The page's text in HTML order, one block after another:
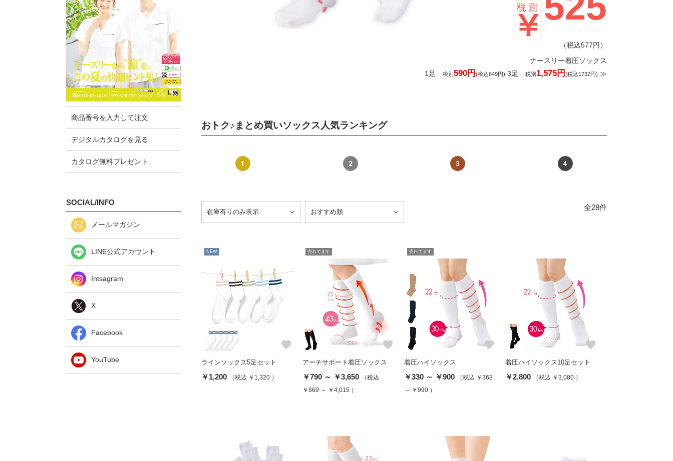
商品番号を入力して注文
デジタルカタログを見る
カタログ無料プレゼント
SOCIAL/INFO
メールマガジン
LINE公式アカウント
Intsagram
X
Facebook
YouTube
（税込577円）
ナースリー着圧ソックス
1足
税別 590円 (税込649円) 3足 税別 1,575円 (税込1732円) ≫
おトク♪まとめ買いソックス人気ランキング
全28件
NEW
favorite
ラインソックス5足セット
￥1,200 （税込 ￥1,320 ）
売れてます
favorite
アーチサポート着圧ソックス
￥790 ～ ￥3,650
（税込
￥869 ～ ￥4,015 ）
売れてます
favorite
着圧ハイソックス
￥330 ～ ￥900
（税込 ￥363
～ ￥990 ）
favorite
着圧ハイソックス10足セット
￥2,800 （税込 ￥3,080 ）